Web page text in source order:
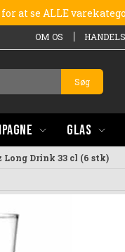
for at se ALLE
OM OS
Søg
GLAS
Long Drink 33 cl (6 stk)